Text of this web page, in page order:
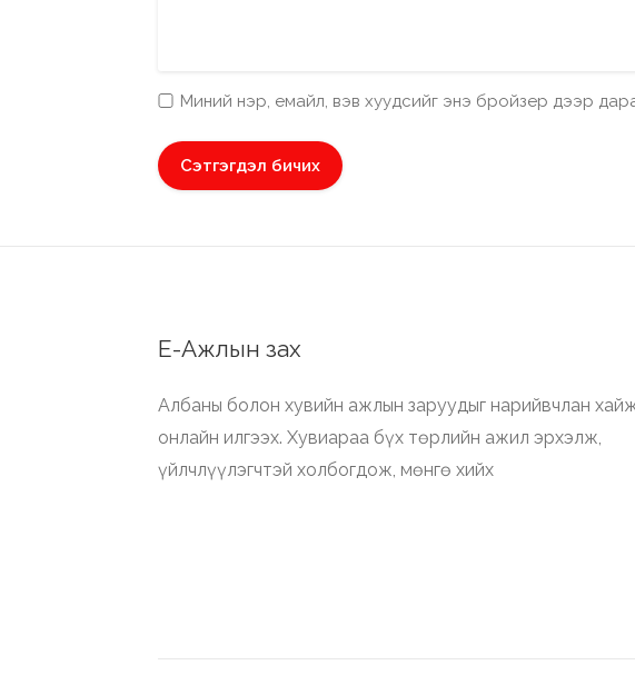
Миний нэр, емайл, вэв хуудсийг энэ бройзер дээр
Е-Ажлын зах
Албаны болон хувийн ажлын заруудыг нарийвчлан
онлайн илгээх. Хувиараа бүх төрлийн ажил эрхэлж,
үйлчлүүлэгчтэй холбогдож, мөнгө хийх